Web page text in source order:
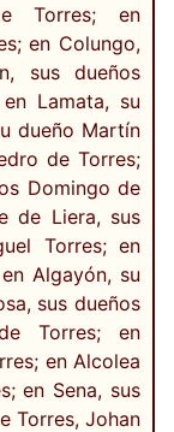
Torres; en
en Colungo,
sus dueños
Lamata, su
dueño Martín
de Torres;
Domingo de
de Liera, sus
Torres; en
Algayón, su
sus dueños
Torres; en
en Alcolea
en Sena, sus
Torres, Johan